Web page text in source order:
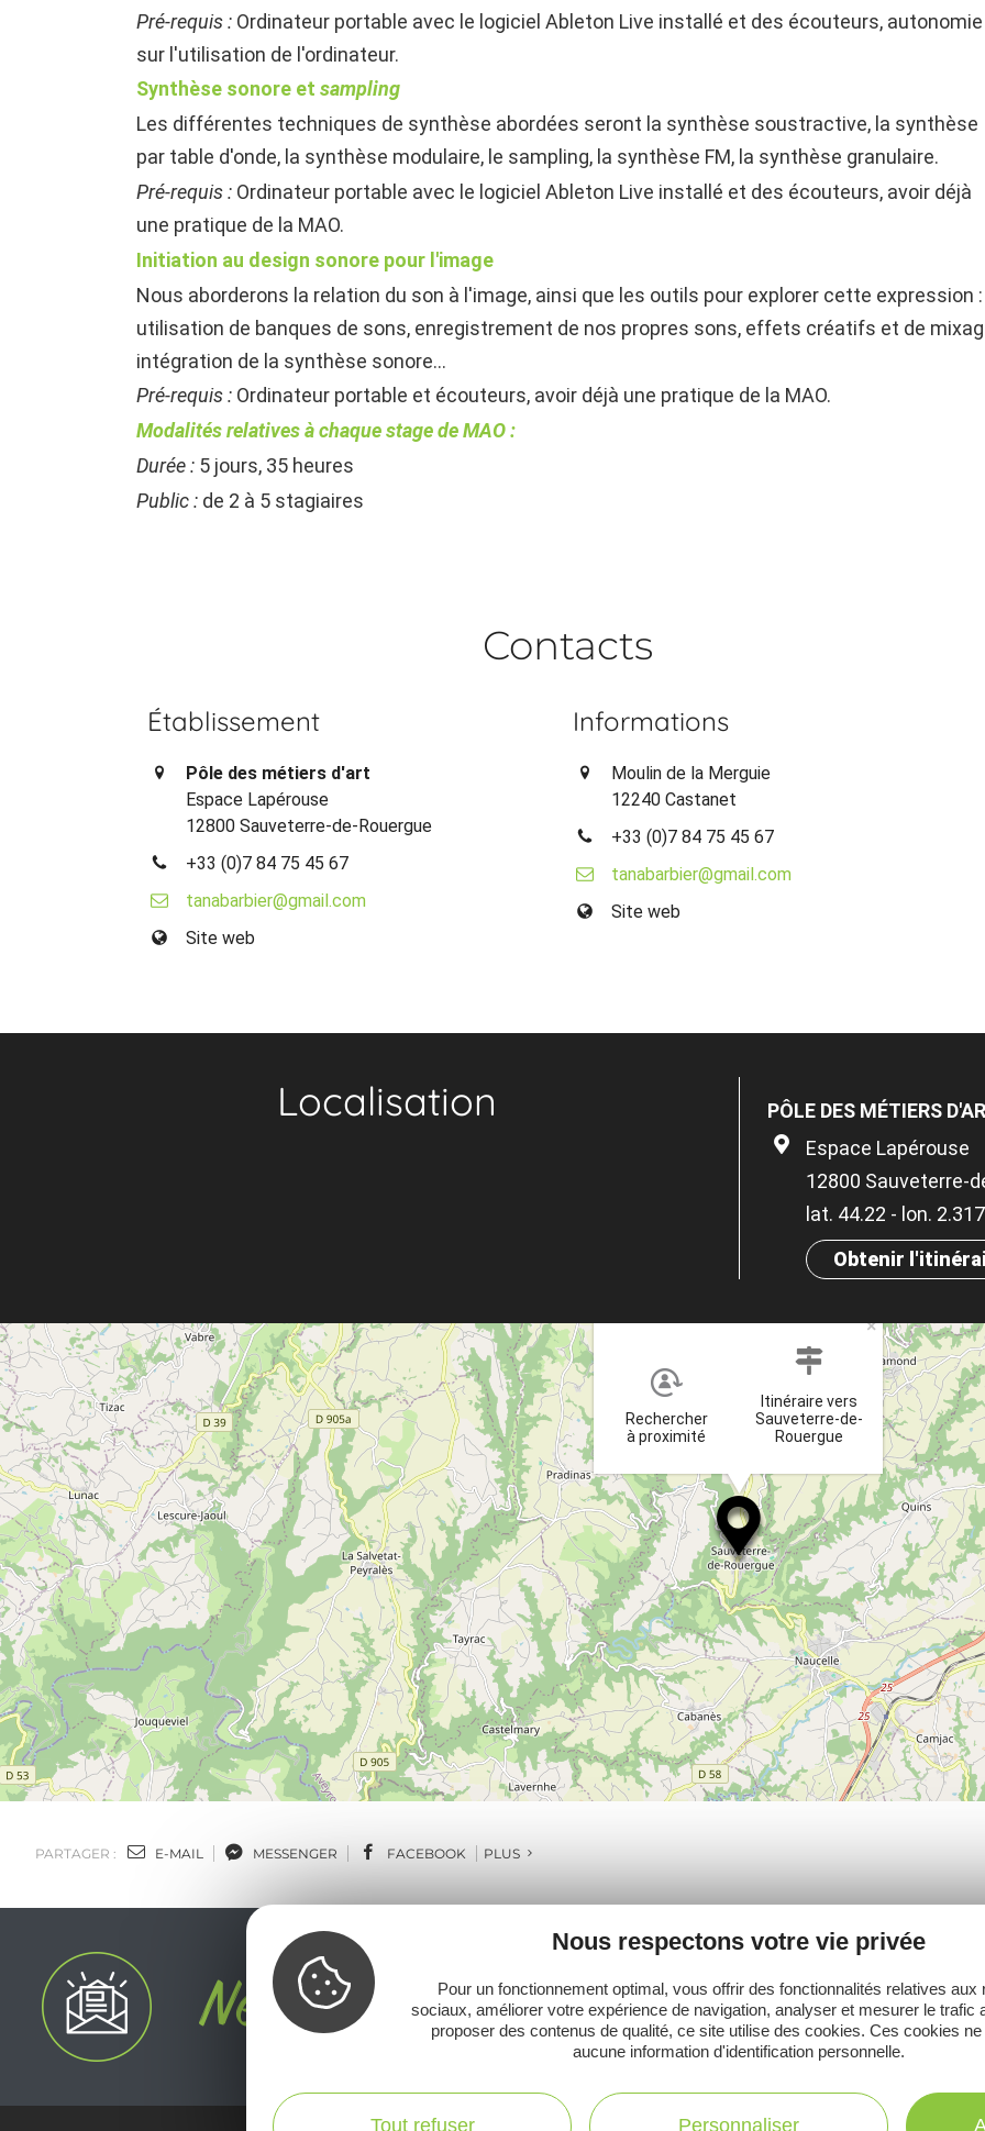
Pré-requis : Ordinateur portable avec le logiciel Ableton Live installé et des écouteurs, autonomie
sur l'utilisation de l'ordinateur.
Synthèse sonore etsampling
Les différentes techniques de synthèse abordées seront l a synthèse soustractive, l a synthèse
par table d'onde, l a synthèse modulaire, l e sampling, l a synthèse FM, l a synthèse granulaire.
Pré-requis : Ordinateur portable avec le logiciel Ableton Live installé et des écouteurs, avoir déjà
une pratique de la MAO.
Initiation au design sonore pour l'image
Nous aborderons la relation du son à l'image, ainsi que les outils pour explorer cette expression :
utilisation de banques de sons, enregistrement de nos propres sons, effets créatifs et de
intégration de la synthèse sonore...
Pré-requis : Ordinateur portable et écouteurs, avoir déjà une pratique de la MAO.
Modalités relatives à chaque stage de MAO :
Durée : 5 jours, 35 heures
Public : de 2 à 5 stagiaires
Contacts
Établissement
Pôle des métiers d'art
Espace Lapérouse
12800 Sauveterre-de-Rouergue
+33 (0)7 84 75 45 67
tanabarbier@gmail.com
Site web
Informations
Moulin de la Merguie
12240 Castanet
+33 (0)7 84 75 45 67
tanabarbier@gmail.com
Site web
Localisation
PÔLE DES MÉTIERS
Espace Lapérouse
12800 Sauveterre-
lat. 44.22 - lon.
Obtenir
Rechercher
à proximité
Itinéraire vers
Sauveterre-de-
Rouergue
×
PARTAGER : E-MAIL MESSENGER FACEBOOK PLUS
Ne manquez pas notre newsletter mensuelle
inspirer pour profiter pleinement de votre
Nous respectons votre vie privée
Pour un fonctionnement optimal, vous offrir des fonctionnalités relatives aux
sociaux, améliorer votre expérience de navigation, analyser et mesurer le trafic
proposer des contenus de qualité, ce site utilise des cookies. Ces cookies
aucune information d'identification personnelle.
Tout refuser Personnaliser